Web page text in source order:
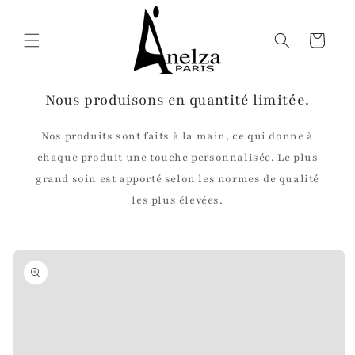
au
contenu
Panier
Nous produisons en quantité limitée.
Nos produits sont faits à la main, ce qui donne à
chaque produit une touche personnalisée. Le plus
grand soin est apporté selon les normes de qualité
les plus élevées.
Passer aux
informations
produits